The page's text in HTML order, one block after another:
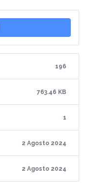
196
763.46 KB
1
2 Agosto 2024
2 Agosto 2024